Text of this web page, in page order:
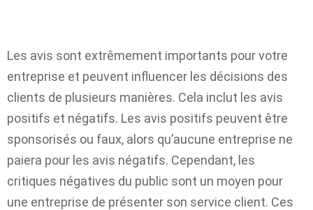
Les avis sont extrêmement importants pour votre
entreprise et peuvent influencer les décisions des
clients de plusieurs manières. Cela inclut les avis
positifs et négatifs. Les avis positifs peuvent être
sponsorisés ou faux, alors qu’aucune entreprise ne
paiera pour les avis négatifs. Cependant, les
critiques négatives du public sont un moyen pour
une entreprise de présenter son service client. Ces